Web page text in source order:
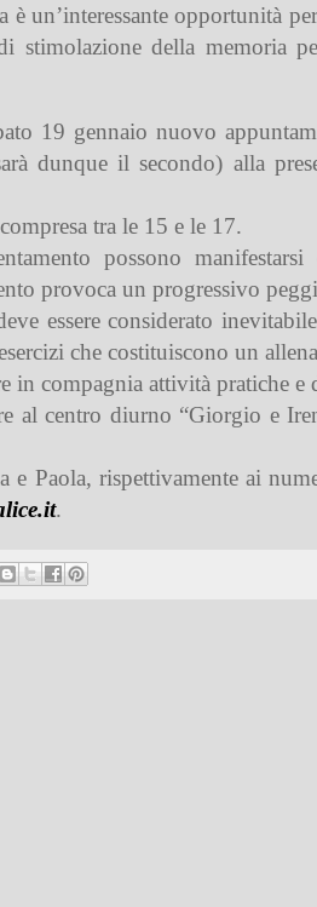
un’interessante opportunità
stimolazione della memoria
19 gennaio nuovo
dunque il secondo) alla
tra le 15 e le 17.
possono
provoca un progressivo
essere considerato
che costituiscono un
in compagnia attività pratiche
al centro diurno “Giorgio e
e Paola, rispettivamente ai
.